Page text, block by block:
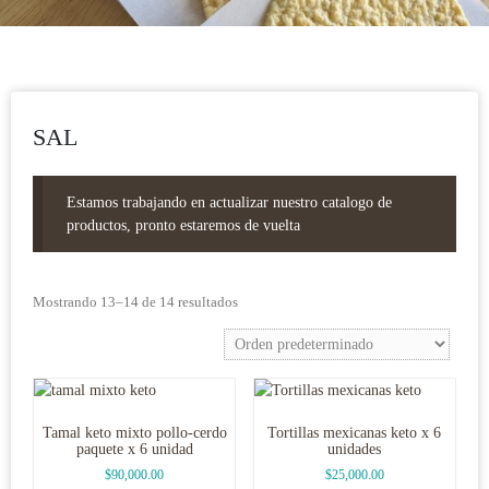
SAL
Estamos trabajando en actualizar nuestro catalogo de
productos, pronto estaremos de vuelta
Mostrando 13–14 de 14 resultados
Tamal keto mixto pollo-cerdo
paquete x 6 unidad
$90,000.00
Tortillas mexicanas keto x 6
unidades
$25,000.00